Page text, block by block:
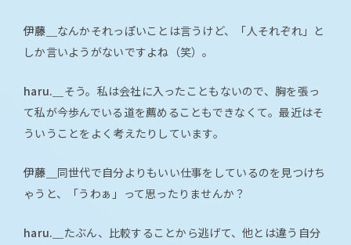
伊藤＿ なんかそれっぽいことは言うけど、「人それぞれ」と
しか言いようがないですよね（笑）。
haru.＿ そう。私は会社に入ったこともないので、胸を張っ
て私が今歩んでいる道を薦めることもできなくて。最近はそ
ういうことをよく考えたりしています。
伊藤＿ 同世代で自分よりもいい仕事をしているのを見つけち
ゃうと、「うわぁ」って思ったりませんか？
haru.＿ たぶん、比較することから逃げて、他とは違う自分